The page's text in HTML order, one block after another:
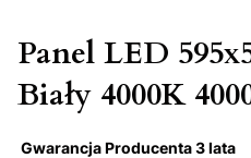
Panel LED
Biały 4000K
Gwarancja Producenta 3 lata